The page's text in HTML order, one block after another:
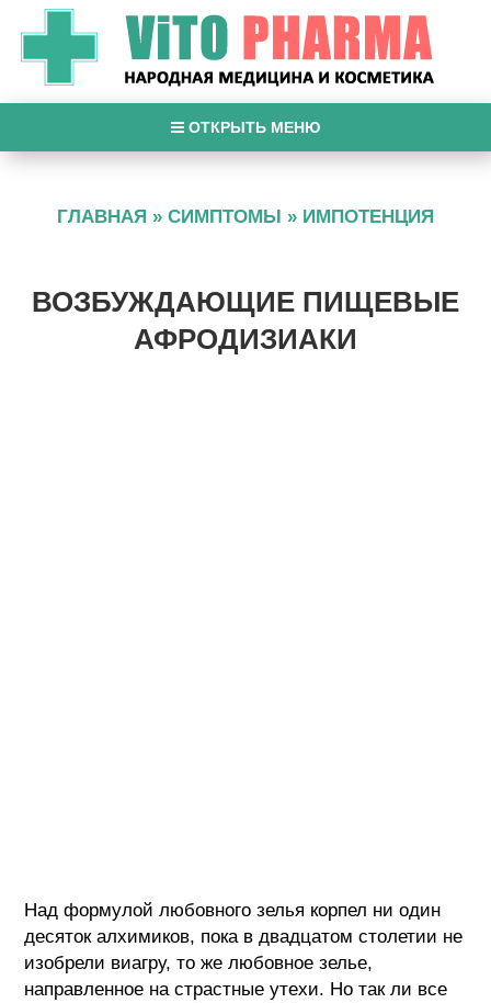
ОТКРЫТЬ МЕНЮ
ГЛАВНАЯ » СИМПТОМЫ » ИМПОТЕНЦИЯ
ВОЗБУЖДАЮЩИЕ ПИЩЕВЫЕ
АФРОДИЗИАКИ
Над формулой любовного зелья корпел ни один
десяток алхимиков, пока в двадцатом столетии не
изобрели виагру, то же любовное зелье,
направленное на страстные утехи. Но так ли все